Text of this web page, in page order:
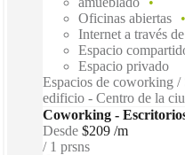
Oficinas abiertas
Internet a través
Espacio
Espacio privado
Espacios de coworking /
edificio - Centro de la
Coworking -
Desde $209 /m
1 prsns